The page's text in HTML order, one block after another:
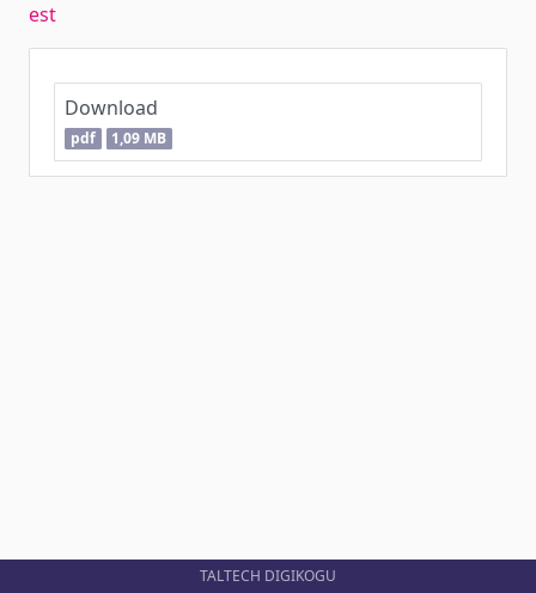
est
Download
pdf 1,09 MB
TALTECH DIGIKOGU